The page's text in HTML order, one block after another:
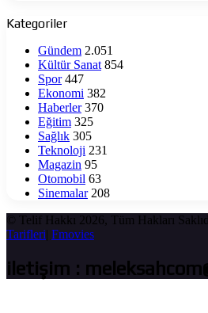
Kategoriler
Gündem 2.051
Kültür Sanat 854
Spor 447
Ekonomi 382
Haberler 370
Eğitim 325
Sağlık 305
Teknoloji 231
Magazin 95
Otomobil 63
Sinemalar 208
© Telif Hakkı 2026, Tüm Hakları
Tarifleri| Fmovies
iletişim :